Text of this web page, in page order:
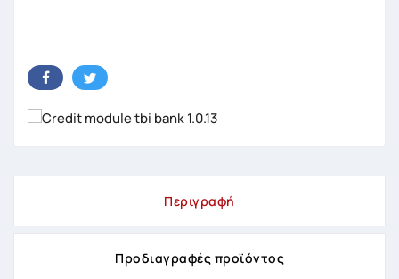
Περιγραφή
Προδιαγραφές προϊόντος